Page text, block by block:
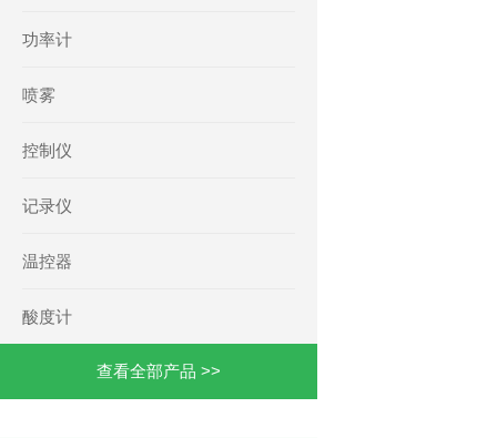
功率计
喷雾
控制仪
记录仪
温控器
酸度计
查看全部产品 >>